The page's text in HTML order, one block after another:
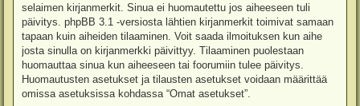
selaimen kirjanmerkit. Sinua ei huomautettu jos aiheeseen tuli
päivitys. phpBB 3.1 -versiosta lähtien kirjanmerkit toimivat samaan
tapaan kuin aiheiden tilaaminen. Voit saada ilmoituksen kun aihe
josta sinulla on kirjanmerkki päivittyy. Tilaaminen puolestaan
huomauttaa sinua kun aiheeseen tai foorumiin tulee päivitys.
Huomautusten asetukset ja tilausten asetukset voidaan määrittää
omissa asetuksissa kohdassa “Omat asetukset”.